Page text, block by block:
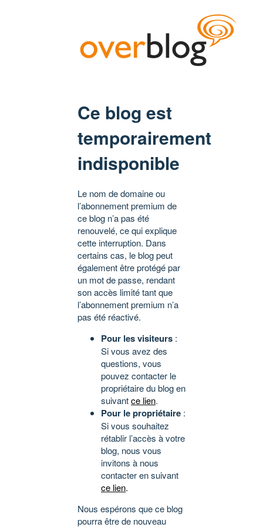
Ce blog est
temporairement
indisponible
Le nom de domaine ou
l’abonnement premium de
ce blog n’a pas été
renouvelé, ce qui explique
cette interruption. Dans
certains cas, le blog peut
également être protégé par
un mot de passe, rendant
son accès limité tant que
l’abonnement premium n’a
pas été réactivé.
Pour les visiteurs :
Si vous avez des
questions, vous
pouvez contacter le
propriétaire du blog en
suivantce lien.
Pour le propriétaire :
Si vous souhaitez
rétablir l’accès à votre
blog, nous vous
invitons à nous
contacter en suivant
ce lien.
Nous espérons que ce blog
pourra être de nouveau